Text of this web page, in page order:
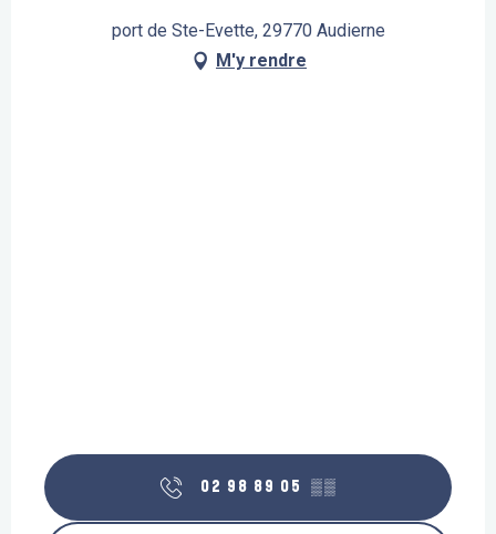
port de Ste-Evette, 29770 Audierne
M'y rendre
02 98 89 05 ▒▒